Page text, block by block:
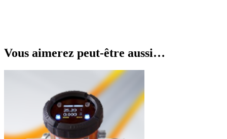
Vous aimerez peut-être aussi…